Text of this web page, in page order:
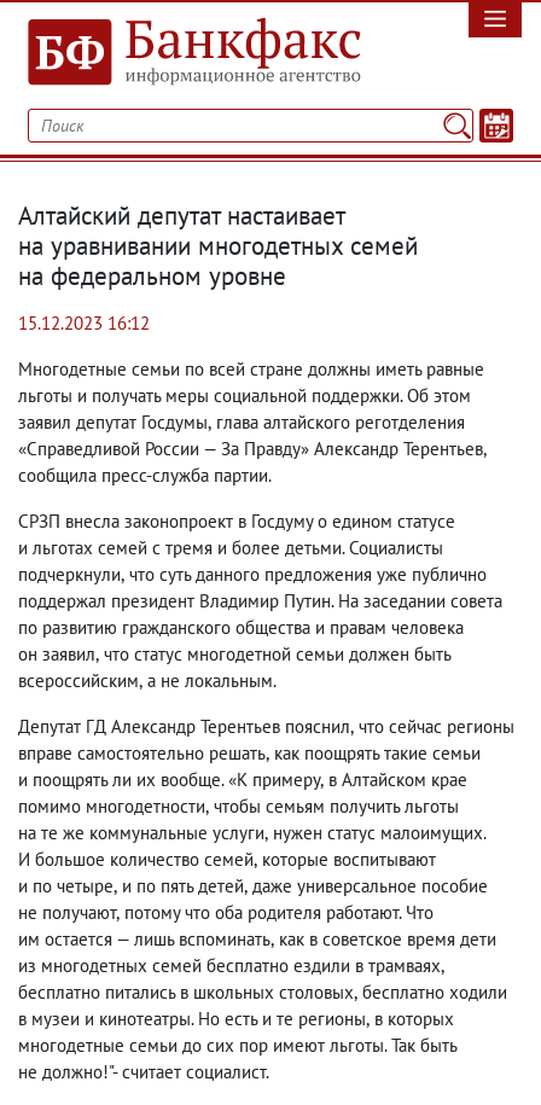
Алтайский депутат настаивает
на уравнивании многодетных семей
на федеральном уровне
15.12.2023 16:12
Многодетные семьи по всей стране должны иметь равные
льготы и получать меры социальной поддержки. Об этом
заявил депутат Госдумы, глава алтайского реготделения
«Справедливой России — За Правду» Александр Терентьев,
сообщила пресс-служба партии.
СРЗП внесла законопроект в Госдуму о едином статусе
и льготах семей с тремя и более детьми. Социалисты
подчеркнули, что суть данного предложения уже публично
поддержал президент Владимир Путин. На заседании совета
по развитию гражданского общества и правам человека
он заявил, что статус многодетной семьи должен быть
всероссийским, а не локальным.
Депутат ГД Александр Терентьев пояснил, что сейчас регионы
вправе самостоятельно решать, как поощрять такие семьи
и поощрять ли их вообще. «К примеру, в Алтайском крае
помимо многодетности, чтобы семьям получить льготы
на те же коммунальные услуги, нужен статус малоимущих.
И большое количество семей, которые воспитывают
и по четыре, и по пять детей, даже универсальное пособие
не получают, потому что оба родителя работают. Что
им остается — лишь вспоминать, как в советское время дети
из многодетных семей бесплатно ездили в трамваях,
бесплатно питались в школьных столовых, бесплатно ходили
в музеи и кинотеатры. Но есть и те регионы, в которых
многодетные семьи до сих пор имеют льготы. Так быть
не должно!"-считает социалист.